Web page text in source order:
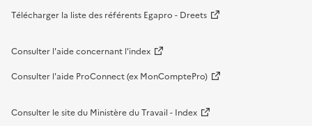
Télécharger la liste des référents Egapro - Dreets
Consulter l'aide concernant l'index
Consulter l'aide ProConnect (ex MonComptePro)
Consulter le site du Ministère du Travail - Index